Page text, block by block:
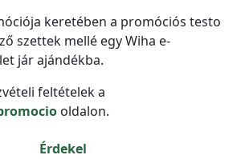
keretében a promóciós testo
szettek mellé egy Wiha e-
jár ajándékba.
feltételek a
oldalon.
Érdekel